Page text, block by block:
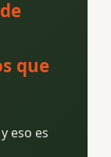
que
eso es